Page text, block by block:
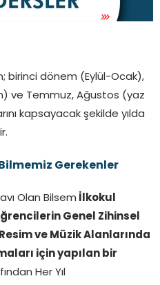
birinci dönem (Eylül-Ocak),
ve Temmuz, Ağustos (yaz
kapsayacak şekilde yılda
Bilmemiz Gerekenler
Olan Bilsem İlkokul
Genel Zihinsel
Resim ve Müzik Alanlarında
için yapılan bir
Her Yıl